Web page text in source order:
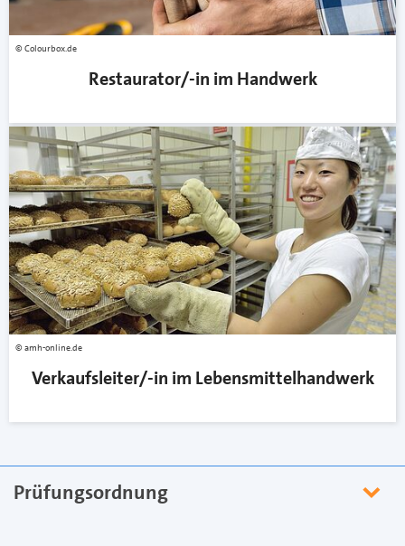
Colourbox.de
Restaurator/-in im Handwerk
amh-online.de
Verkaufsleiter/-in im Lebensmittelhandwerk
Prüfungsordnung